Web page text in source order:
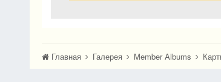
Главная Галерея Member Albums